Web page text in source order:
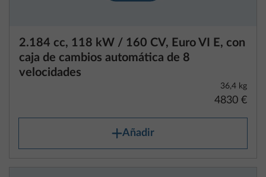
2.184 cc, 118 kW / 160 CV, Euro VI E, con
caja de cambios automática de 8
velocidades
36,4 kg
4830 €
Añadir